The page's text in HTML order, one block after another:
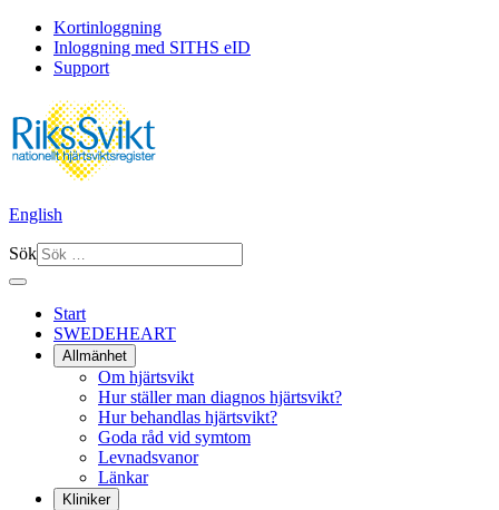
Kortinloggning
Inloggning med SITHS eID
Support
English
Sök
Start
SWEDEHEART
Allmänhet
Om hjärtsvikt
Hur ställer man diagnos hjärtsvikt?
Hur behandlas hjärtsvikt?
Goda råd vid symtom
Levnadsvanor
Länkar
Kliniker